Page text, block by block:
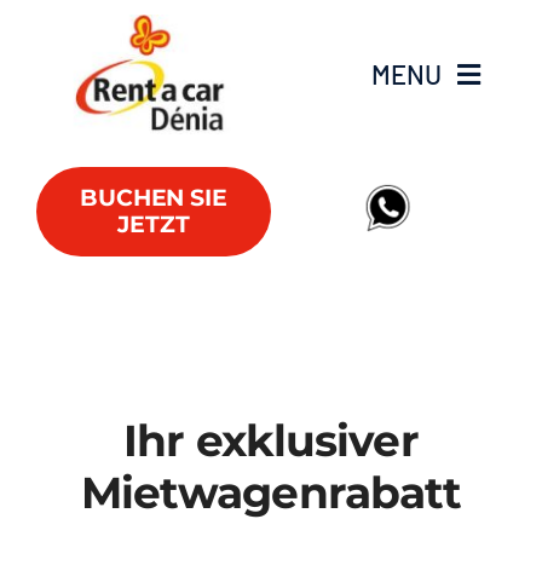
MENU
Fahrzeugflotte
Lieferwagen
BUCHEN SIE
JETZT
Ihr exklusiver
Mietwagenrabatt